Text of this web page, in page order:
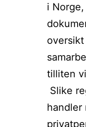
i
tilliten
Slike
handler